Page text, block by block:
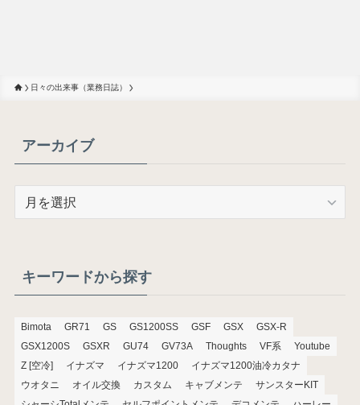
日々の出来事（業務日誌）
アーカイブ
ブキーワードから探す
Bimota GR71 GS GS1200SS GSF GSX
GSX-R
GSX1200S
GSXR GU74 GV73A Thoughts VF系
Youtube
Z [空冷]
イナズマ イナズマ1200
イナズマ1200油冷カタナ
ウオタニ
オイル交換 カスタム キャブメンテ
サンスターKIT